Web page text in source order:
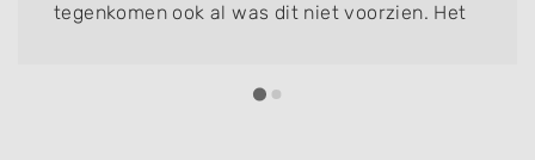
tegenkomen ook al was dit niet voorzien. Het